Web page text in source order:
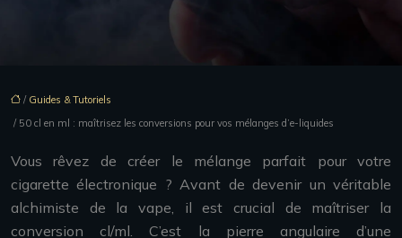
/ Guides & Tutoriels
/ 50 cl en ml : maîtrisez les conversions pour vos mélanges d’e-liquides
Vous rêvez de créer le mélange parfait pour votre
cigarette électronique ? Avant de devenir un véritable
alchimiste de la vape, il est crucial de maîtriser la
conversion cl/ml. C’est la pierre angulaire d’une